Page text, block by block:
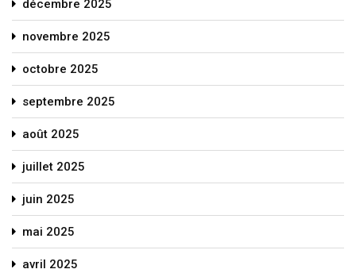
décembre 2025
novembre 2025
octobre 2025
septembre 2025
août 2025
juillet 2025
juin 2025
mai 2025
avril 2025